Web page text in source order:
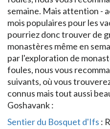
semaine. Mais attention -
mois populaires pour les
pourriez donc trouver de
monastères même en
par l'exploration de
foules, nous vous
suivants, où vous
connus mais tout aussi
Goshavank :
Sentier du Bosquet d'Ifs :